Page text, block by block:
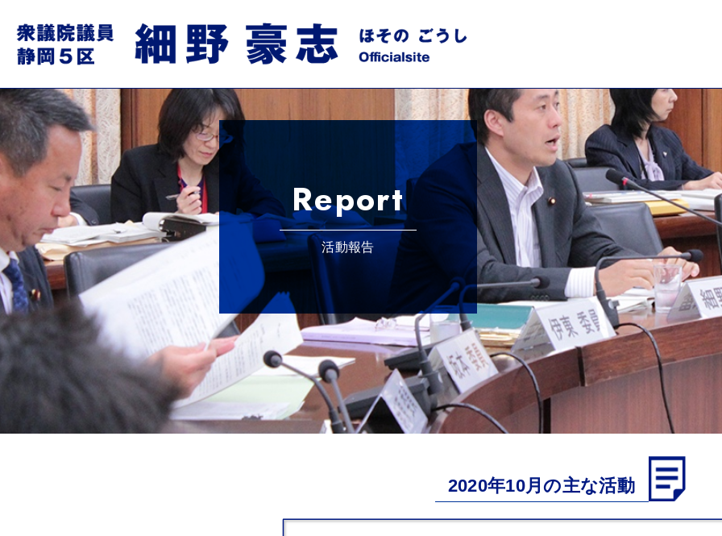
Report
活動報告
2020年10月の主な活動